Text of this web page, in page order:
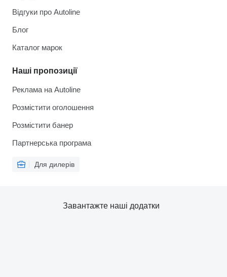
Відгуки про Autoline
Блог
Каталог марок
Наші пропозиції
Реклама на Autoline
Розмістити оголошення
Розмістити банер
Партнерська програма
Для дилерів
Завантажте наші додатки